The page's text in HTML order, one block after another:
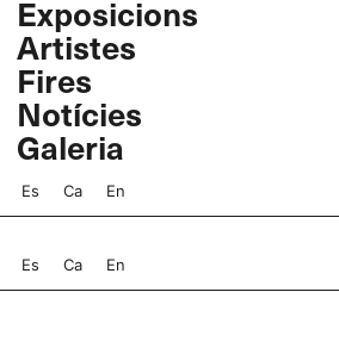
Vés
contingut
Exposicions
Artistes
Fires
Notícies
Galeria
Es Ca En
Es Ca En